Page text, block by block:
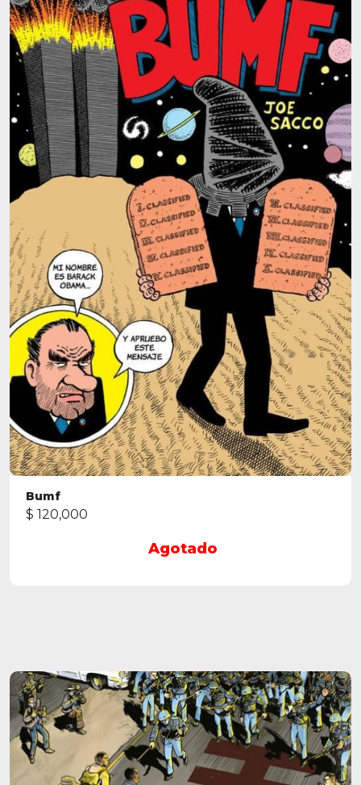
Bumf
$ 120,000
Agotado